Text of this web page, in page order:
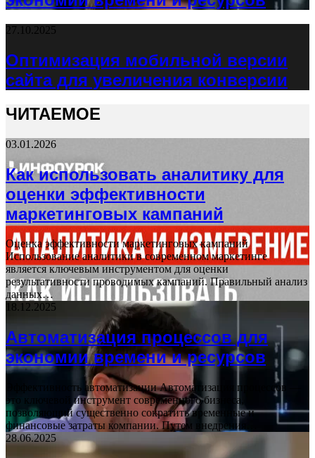
27.10.2025
Оптимизация мобильной версии
сайта для увеличения конверсии
ЧИТАЕМОЕ
03.01.2026
Как использовать аналитику для
оценки эффективности
маркетинговых кампаний
Оценка эффективности маркетинговых кампаний
Использование аналитики в современном маркетинге
является ключевым инструментом для оценки
результативности проводимых кампаний. Правильный анализ
данных…
18.12.2025
Автоматизация процессов для
экономии времени и ресурсов
Эффективность автоматизации Автоматизация процессов —
это ключевой инструмент современного бизнеса,
позволяющий существенно сократить временные и
финансовые затраты компании. Путем внедрения…
28.06.2025